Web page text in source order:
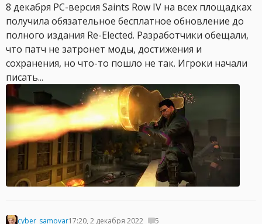
8 декабря PC-версия Saints Row IV на всех площадках
получила обязательное бесплатное обновление до
полного издания Re-Elected. Разработчики обещали,
что патч не затронет моды, достижения и
сохранения, но что-то пошло не так. Игроки начали
писать...
cyber_samovar17:20, 2 декабря 2022 5